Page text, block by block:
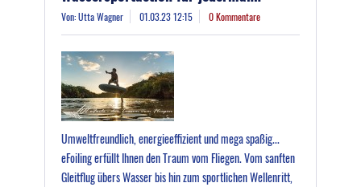
Von: Utta Wagner 01.03.23 12:15 0 Kommentare
Umweltfreundlich, energieeffizient und mega spaßig...
eFoiling erfüllt Ihnen den Traum vom Fliegen. Vom sanften
Gleitflug übers Wasser bis hin zum sportlichen Wellenritt,